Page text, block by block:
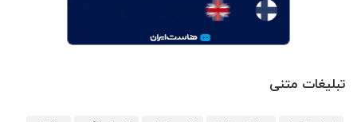
تبلیغات متنی